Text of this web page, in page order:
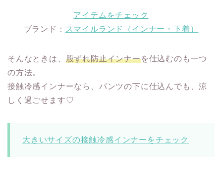
アイテムをチェック
ブランド： スマイルランド（インナー・下着）
そんなときは、 股ずれ防止インナーを仕込むのも一つ
の方法。
接触冷感インナーなら、パンツの下に仕込んでも、涼
しく過ごせます♡
大きいサイズの接触冷感インナーをチェック